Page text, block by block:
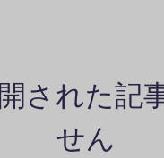
された記
せん